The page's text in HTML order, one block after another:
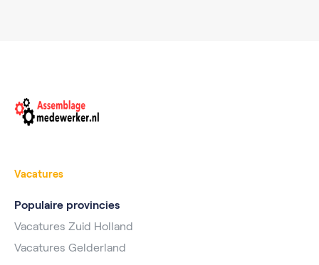
Vacatures
Populaire provincies
Vacatures Zuid Holland
Vacatures Gelderland